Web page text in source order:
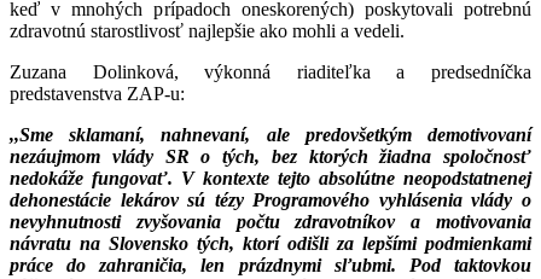
keď v mnohých prípadoch oneskorených) poskytovali potrebnú
zdravotnú starostlivosť najlepšie ako mohli a vedeli.
Zuzana Dolinková, výkonná riaditeľka a predsedníčka
predstavenstva ZAP-u:
,,Sme sklamaní, nahnevaní, ale predovšetkým demotivovaní
nezáujmom vlády SR o tých, bez ktorých žiadna spoločnosť
nedokáže fungovať. V kontexte tejto absolútne neopodstatnenej
dehonestácie lekárov sú tézy Programového vyhlásenia vlády o
nevyhnutnosti zvyšovania počtu zdravotníkov a motivovania
návratu na Slovensko tých, ktorí odišli za lepšími podmienkami
práce do zahraničia, len prázdnymi sľubmi. Pod taktovkou